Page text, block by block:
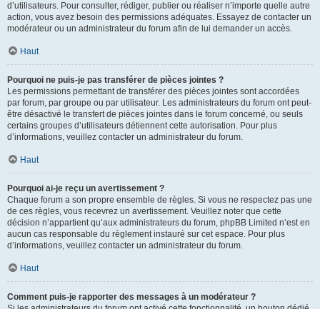
d’utilisateurs. Pour consulter, rédiger, publier ou réaliser n’importe quelle autre
action, vous avez besoin des permissions adéquates. Essayez de contacter un
modérateur ou un administrateur du forum afin de lui demander un accès.
Haut
Pourquoi ne puis-je pas transférer de pièces jointes ?
Les permissions permettant de transférer des pièces jointes sont accordées
par forum, par groupe ou par utilisateur. Les administrateurs du forum ont peut-
être désactivé le transfert de pièces jointes dans le forum concerné, ou seuls
certains groupes d’utilisateurs détiennent cette autorisation. Pour plus
d’informations, veuillez contacter un administrateur du forum.
Haut
Pourquoi ai-je reçu un avertissement ?
Chaque forum a son propre ensemble de règles. Si vous ne respectez pas une
de ces règles, vous recevrez un avertissement. Veuillez noter que cette
décision n’appartient qu’aux administrateurs du forum, phpBB Limited n’est en
aucun cas responsable du règlement instauré sur cet espace. Pour plus
d’informations, veuillez contacter un administrateur du forum.
Haut
Comment puis-je rapporter des messages à un modérateur ?